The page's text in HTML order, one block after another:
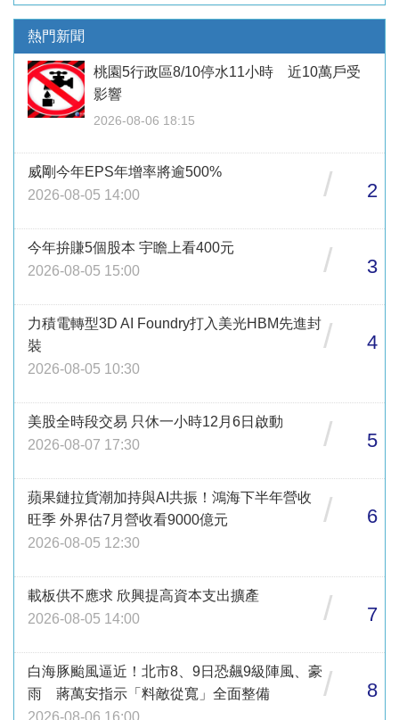
熱門新聞
桃園5行政區8/10停水11小時 近10萬戶受
影響
2026-08-06 18:15
威剛今年EPS年增率將逾500%
2026-08-05 14:00
/ 2
今年拚賺5個股本 宇瞻上看400元
2026-08-05 15:00
/ 3
力積電轉型3D AI Foundry打入美光HBM先進封
裝
2026-08-05 10:30
/ 4
美股全時段交易 只休一小時12月6日啟動
2026-08-07 17:30
/ 5
蘋果鏈拉貨潮加持與AI共振！鴻海下半年營收
旺季 外界估7月營收看9000億元
2026-08-05 12:30
/ 6
載板供不應求 欣興提高資本支出擴產
2026-08-05 14:00
/ 7
白海豚颱風逼近！北市8、9日恐飆9級陣風、豪
雨 蔣萬安指示「料敵從寬」全面整備
/ 8